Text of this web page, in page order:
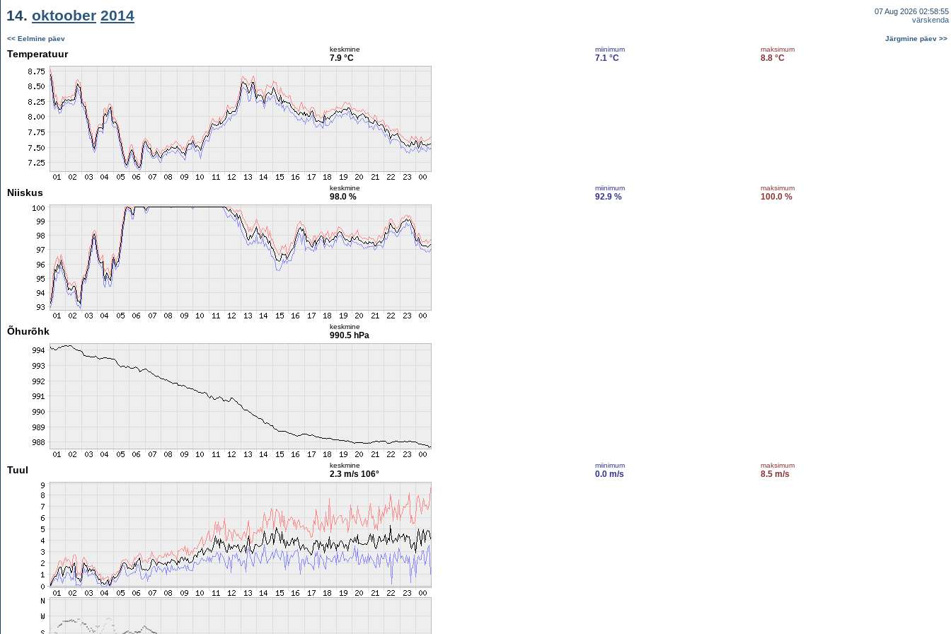
14. oktoober 2014
07 Aug 2026 02:58:55
värskenda
<< Eelmine päev Järgmine päev >>
Temperatuur keskmine
7.9 °C
miinimum
7.1 °C
maksimum
8.8 °C
Niiskus keskmine
98.0 %
miinimum
92.9 %
maksimum
100.0 %
Õhurõhk keskmine
990.5 hPa
Tuul keskmine
2.3 m/s 106°
miinimum
0.0 m/s
maksimum
8.5 m/s